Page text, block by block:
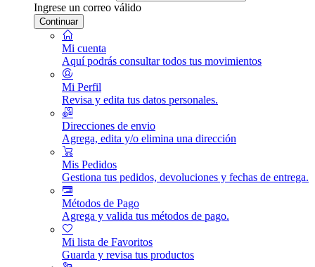
Ingrese un correo válido
Continuar
Mi cuenta
Aquí podrás consultar todos tus movimientos
Mi Perfil
Revisa y edita tus datos personales.
Direcciones de envio
Agrega, edita y/o elimina una dirección
Mis Pedidos
Gestiona tus pedidos, devoluciones y fechas de entrega.
Métodos de Pago
Agrega y valida tus métodos de pago.
Mi lista de Favoritos
Guarda y revisa tus productos